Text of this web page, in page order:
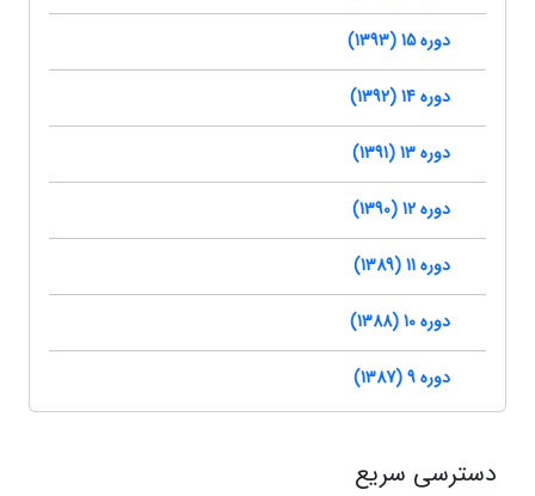
دوره 15 (1393)
دوره 14 (1392)
دوره 13 (1391)
دوره 12 (1390)
دوره 11 (1389)
دوره 10 (1388)
دوره 9 (1387)
دسترسی سریع